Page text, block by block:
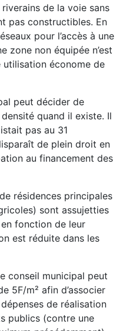
de la voie sans
pas constructibles. En
pour l’accès à une
zone non équipée n’est
utilisation économe de
peut décider de
quand il existe. Il
pas au 31
de plein droit en
au financement des
résidences principales
sont assujetties
fonction de leur
est réduite dans les
conseil municipal peut
5F/m² afin d’associer
de réalisation
publics (contre une